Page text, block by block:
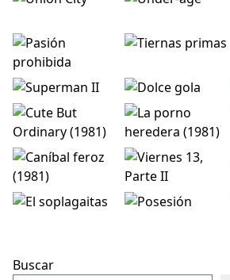
Buscar